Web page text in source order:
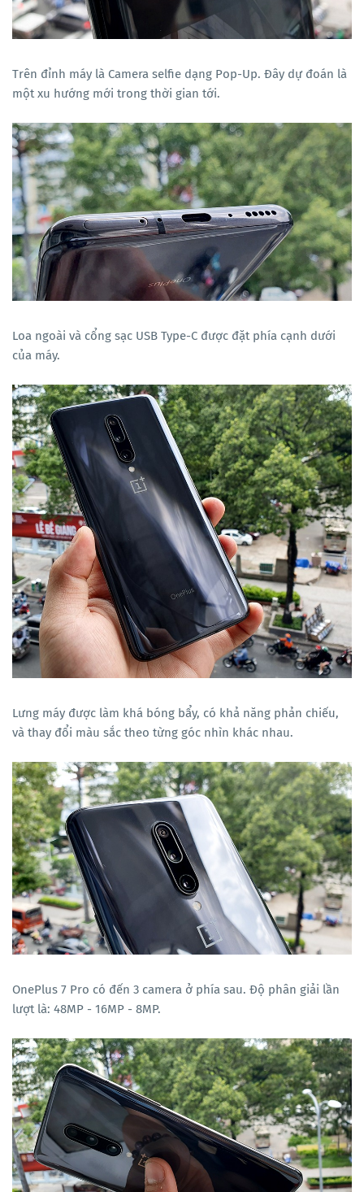
Trên đỉnh máy là Camera selfie dạng Pop-Up. Đây dự đoán là
một xu hướng mới trong thời gian tới.
Loa ngoài và cổng sạc USB Type-C được đặt phía cạnh dưới
của máy.
Lưng máy được làm khá bóng bẩy, có khả năng phản chiếu,
và thay đổi màu sắc theo từng góc nhìn khác nhau.
OnePlus 7 Pro có đến 3 camera ở phía sau. Độ phân giải lần
lượt là: 48MP - 16MP - 8MP.